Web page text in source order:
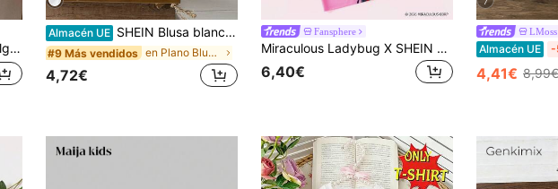
y casual
Almacén UE SHEIN Blusa blanca holgada de manga corta con bordado hueco, versátil para niña en vacaciones, playa, verano y viajes
#9 Más vendidos en Plano Blusas para niñas
4,72€
Fansphere
Miraculous Ladybug X SHEIN Camiseta de manga corta con cuello en V, estampado de letras y rayas, de uso casual y versátil para uso diario para niña
6,40€
7
Almacén UE -
4,41€ 8,99€